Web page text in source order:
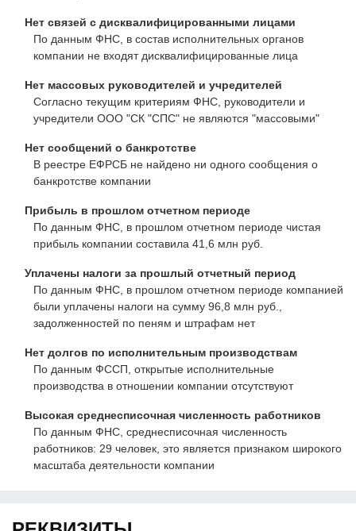
Нет связей с дисквалифицированными лицами
По данным ФНС, в состав исполнительных органов
компании не входят дисквалифицированные лица
Нет массовых руководителей и учредителей
Согласно текущим критериям ФНС, руководители и
учредители ООО "СК "СПС" не являются "массовыми"
Нет сообщений о банкротстве
В реестре ЕФРСБ не найдено ни одного сообщения о
банкротстве компании
Прибыль в прошлом отчетном периоде
По данным ФНС, в прошлом отчетном периоде чистая
прибыль компании составила 41,6 млн руб.
Уплачены налоги за прошлый отчетный период
По данным ФНС, в прошлом отчетном периоде компанией
были уплачены налоги на сумму 96,8 млн руб.,
задолженностей по пеням и штрафам нет
Нет долгов по исполнительным производствам
По данным ФССП, открытые исполнительные
производства в отношении компании отсутствуют
Высокая среднесписочная численность работников
По данным ФНС, среднесписочная численность
работников: 29 человек, это является признаком широкого
масштаба деятельности компании